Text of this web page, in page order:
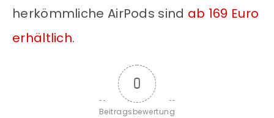
herkömmliche AirPods sind ab 169 Euro
erhältlich.
0
Beitragsbewertung